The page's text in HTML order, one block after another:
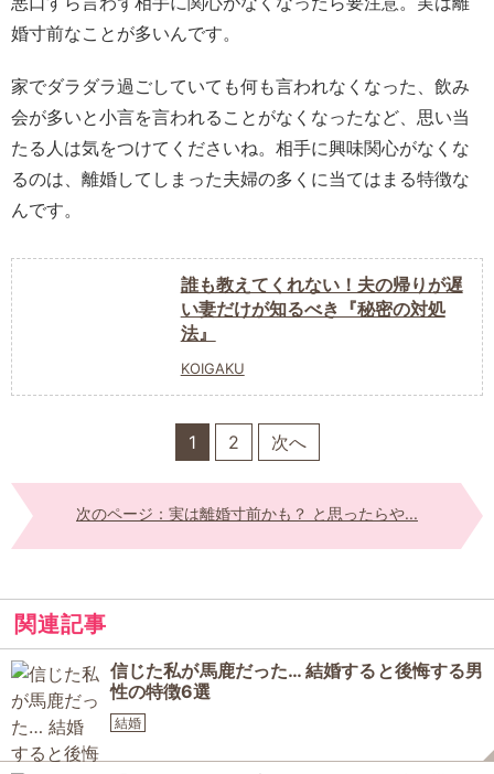
婚寸前なことが多いんです。
家でダラダラ過ごしていても何も言われなくなった、飲み
会が多いと小言を言われることがなくなったなど、思い当
たる人は気をつけてくださいね。相手に興味関心がなくな
るのは、離婚してしまった夫婦の多くに当てはまる特徴な
んです。
誰も教えてくれない！夫の帰りが遅
い妻だけが知るべき『秘密の対処
法』
KOIGAKU
1 2 次へ
次のページ：実は離婚寸前かも？ と思ったらや...
関連記事
信じた私が馬鹿だった… 結婚すると後悔する男
性の特徴6選
結婚